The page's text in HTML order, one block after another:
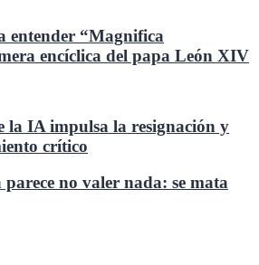
entender “Magnifica
encíclica del papa León XIV
la IA impulsa la resignación y
crítico
no valer nada: se mata